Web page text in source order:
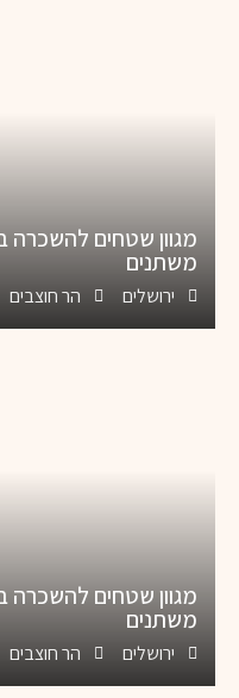
מגוון שטחים להשכרה
משתנים
ירושלים הר חוצבים
מגוון שטחים להשכרה
משתנים
ירושלים הר חוצבים